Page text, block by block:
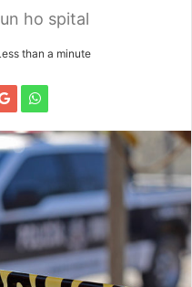
ho spital
than a minute